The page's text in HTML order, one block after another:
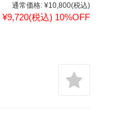
通常価格: ¥10,800(税込)
¥9,720(税込) 10%OFF